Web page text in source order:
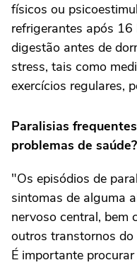
físicos ou
refrigerantes após
digestão antes de
stress, tais como
exercícios regulares,
Paralisias
problemas de saúde?
"Os episódios de
sintomas de alguma
nervoso central, bem
outros transtornos
É importante